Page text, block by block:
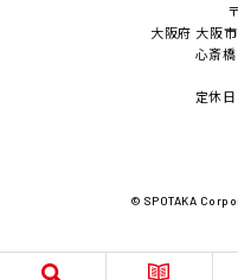
大阪府 大阪
心斎
定休
© SPOTAKA